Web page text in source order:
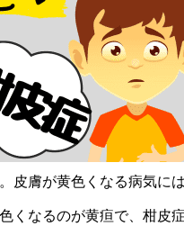
皮膚が黄色くなる病気
くなるのが黄疸で、柑皮